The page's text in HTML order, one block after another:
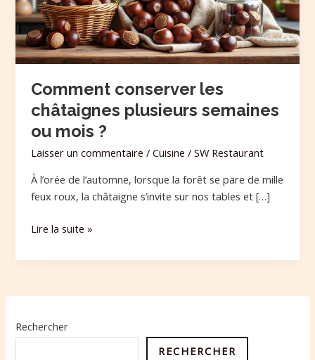
Comment conserver les
châtaignes plusieurs semaines
ou mois ?
Laisser un commentaire /Cuisine /SW Restaurant
À l’orée de l’automne, lorsque la forêt se pare de mille
feux roux, la châtaigne s’invite sur nos tables et […]
ou
mois
?
Lire la suite »
Rechercher
RECHERCHER